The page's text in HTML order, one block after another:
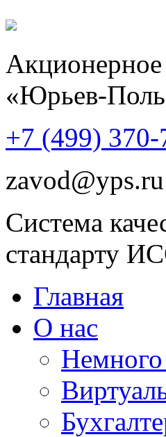
«Юрьев-
+7 (499) 370-
zavod@yps.ru
Система
стандарту
Главная
О нас